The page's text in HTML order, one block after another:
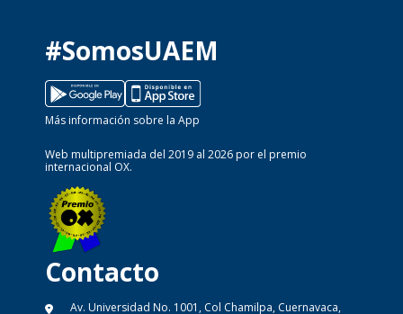
#SomosUAEM
Más información sobre la App
Web multipremiada del 2019 al 2026 por el premio
internacional OX.
Contacto
Av. Universidad No. 1001, Col Chamilpa, Cuernavaca,